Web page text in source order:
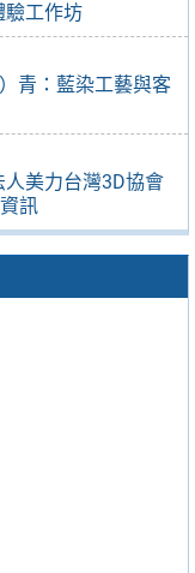
驗工作坊
青：藍染工藝與客
人美力台灣3D協會
訊